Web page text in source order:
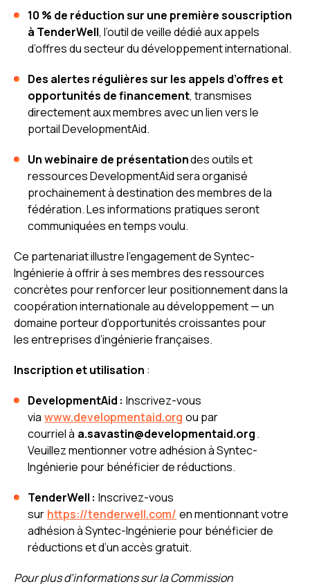
10 % de réduction sur une première souscription
à TenderWell, l’outil de veille dédié aux appels
d’offres du secteur du développement international.
Des alertes régulières sur les appels d’offres et
opportunités de financement, transmises
directement aux membres avec un lien vers le
portail DevelopmentAid.
Un webinaire de présentationdes outils et
ressources DevelopmentAid sera organisé
prochainement à destination des membres de la
fédération. Les informations pratiques seront
communiquées en temps voulu.
Ce partenariat illustre l’engagement de Syntec-
Ingénierie à offrir à ses membres des ressources
concrètes pour renforcer leur positionnement dans la
coopération internationale au développement — un
domaine porteur d’opportunités croissantes pour
les entreprises d’ingénierie françaises.
Inscription et utilisation :
DevelopmentAid : Inscrivez-vous
via www.developmentaid.org ou par
courriel à a.savastin@developmentaid.org.
Veuillez mentionner votre adhésion à Syntec-
Ingénierie pour bénéficier de réductions.
TenderWell : Inscrivez-vous
sur https://tenderwell.com/ en mentionnant votre
adhésion à Syntec-Ingénierie pour bénéficier de
réductions et d’un accès gratuit.
Pour plus d’informations sur la Commission